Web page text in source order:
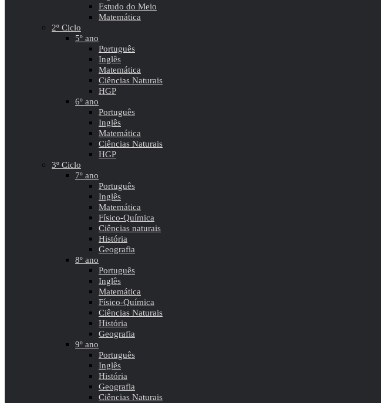
Estudo do Meio
Matemática
2º Ciclo
5º ano
Português
Inglês
Matemática
Ciências Naturais
HGP
6º ano
Português
Inglês
Matemática
Ciências Naturais
HGP
3º Ciclo
7º ano
Português
Inglês
Matemática
Físico-Química
Ciências naturais
História
Geografia
8º ano
Português
Inglês
Matemática
Físico-Química
Ciências Naturais
História
Geografia
9º ano
Português
Inglês
História
Geografia
Ciências Naturais